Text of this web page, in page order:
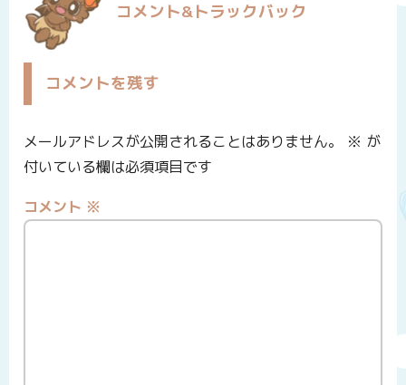
コメント&トラックバック
コメントを残す
メールアドレスが公開されることはありません。 ※ が
付いている欄は必須項目です
コメント ※